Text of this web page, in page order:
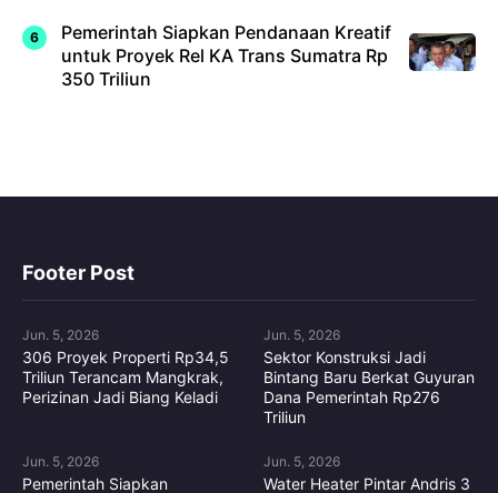
Pemerintah Siapkan Pendanaan Kreatif
untuk Proyek Rel KA Trans Sumatra Rp
350 Triliun
Footer Post
Jun. 5, 2026
306 Proyek Properti Rp34,5
Triliun Terancam Mangkrak,
Perizinan Jadi Biang Keladi
Jun. 5, 2026
Sektor Konstruksi Jadi
Bintang Baru Berkat Guyuran
Dana Pemerintah Rp276
Triliun
Jun. 5, 2026
Pemerintah Siapkan
Jun. 5, 2026
Water Heater Pintar Andris 3